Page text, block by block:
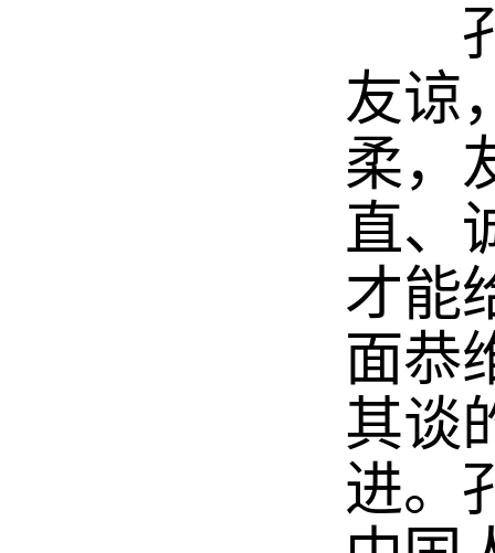
孔
友谅
柔，
直、
才能
面恭
其谈
进。